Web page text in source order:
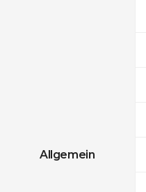
Allgemein